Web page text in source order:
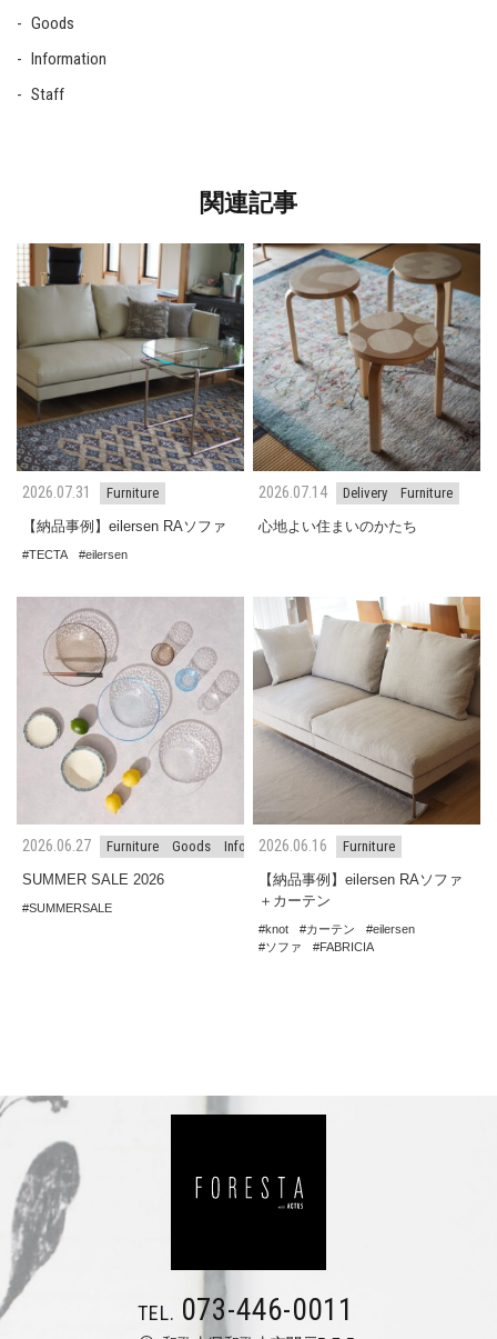
Goods
Information
Staff
関連記事
2026.07.31
Furniture
【納品事例】eilersen RAソファ
TECTA eilersen
2026.07.14 Delivery
Furniture
心地よい住まいのかたち
2026.06.27 Furniture Goods
Information
SUMMER SALE 2026
SUMMERSALE
2026.06.16
Furniture
【納品事例】eilersen RAソファ
＋カーテン
knot カーテン
eilersen
ソファ
FABRICIA
TEL. 073-446-0011